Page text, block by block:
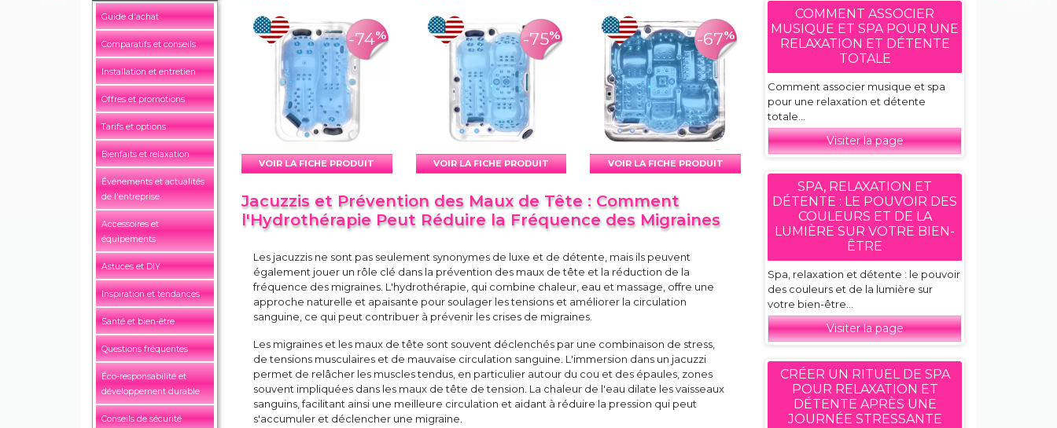
Guide d'achat
Comparatifs et conseils
Installation et entretien
Offres et promotions
Tarifs et options
Bienfaits et relaxation
Événements et actualités
de l'entreprise
Accessoires et
équipements
Astuces et DIY
Inspiration et tendances
Santé et bien-être
Questions fréquentes
Éco-responsabilité et
développement durable
Conseils de sécurité
-74%
VOIR LA FICHE PRODUIT
-75%
VOIR LA FICHE PRODUIT
-67%
VOIR LA FICHE PRODUIT
Jacuzzis et Prévention des Maux de Tête : Comment
l'Hydrothérapie Peut Réduire la Fréquence des Migraines
Les jacuzzis ne sont pas seulement synonymes de luxe et de détente, mais ils peuvent
également jouer un rôle clé dans la prévention des maux de tête et la réduction de la
fréquence des migraines. L'hydrothérapie, qui combine chaleur, eau et massage, offre une
approche naturelle et apaisante pour soulager les tensions et améliorer la circulation
sanguine, ce qui peut contribuer à prévenir les crises de migraines.
Les migraines et les maux de tête sont souvent déclenchés par une combinaison de stress,
de tensions musculaires et de mauvaise circulation sanguine. L'immersion dans un jacuzzi
permet de relâcher les muscles tendus, en particulier autour du cou et des épaules, zones
souvent impliquées dans les maux de tête de tension. La chaleur de l'eau dilate les vaisseaux
sanguins, facilitant ainsi une meilleure circulation et aidant à réduire la pression qui peut
s'accumuler et déclencher une migraine.
COMMENT ASSOCIER
MUSIQUE ET SPA POUR UNE
RELAXATION ET DÉTENTE
TOTALE
Comment associer musique et spa
pour une relaxation et détente
totale...
Visiter la page
SPA, RELAXATION ET
DÉTENTE : LE POUVOIR DES
COULEURS ET DE LA
LUMIÈRE SUR VOTRE BIEN-
ÊTRE
Spa, relaxation et détente : le pouvoir
des couleurs et de la lumière sur
votre bien-être...
Visiter la page
CRÉER UN RITUEL DE SPA
POUR RELAXATION ET
DÉTENTE APRÈS UNE
JOURNÉE STRESSANTE